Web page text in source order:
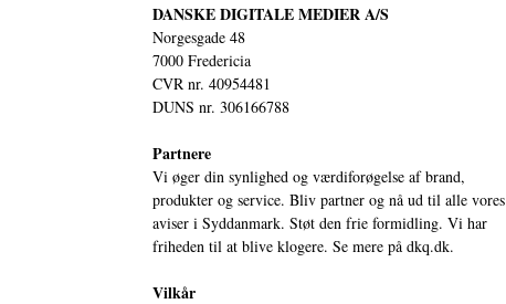
DANSKE DIGITALE MEDIER A/S
Norgesgade 48
7000 Fredericia
CVR nr. 40954481
DUNS nr. 306166788
Partnere
Vi øger din synlighed og værdiforøgelse af brand,
produkter og service. Bliv partner og nå ud til alle vores
aviser i Syddanmark. Støt den frie formidling. Vi har
friheden til at blive klogere. Se mere på dkq.dk.
Vilkår